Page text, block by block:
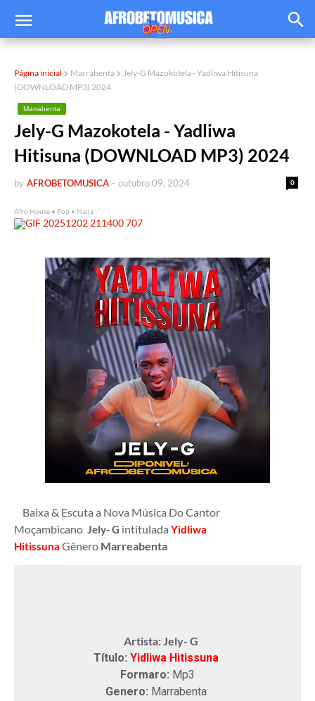
Página inicial Marrabenta
Jely-G Mazokotela - Yadliwa Hitisuna
(DOWNLOAD MP3) 2024
Marrabenta
Jely-G Mazokotela - Yadliwa
Hitisuna (DOWNLOAD MP3) 2024
by AFROBETOMUSICA 0
- outubro 09, 2024
Afro House • Pop • Naija
Baixa & Escuta a Nova Música Do Cantor
Moçambicano Jely- G intitulada Yidliwa
Hitissuna Gênero Marreabenta
Artista: Jely- G
Título: Yidliwa Hitissuna
Formaro: Mp3
Genero: Marrabenta